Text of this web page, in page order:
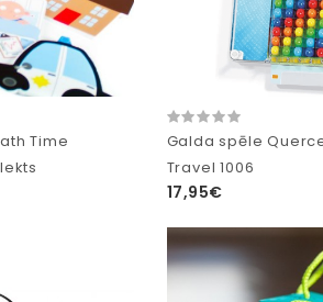
Time
Galda spēle
Travel 1006
17,95€